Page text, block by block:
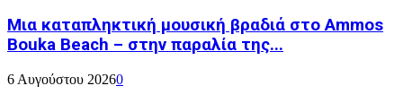
Μια καταπληκτική μουσική βραδιά στο Ammos
Bouka Beach – στην παραλία της...
6 Αυγούστου 20260